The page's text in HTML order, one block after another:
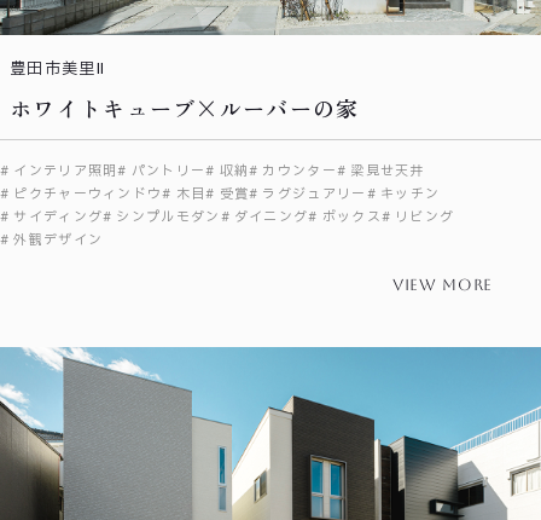
豊田市美里Ⅱ
ホワイトキューブ×ルーバーの家
インテリア照明 パントリー 収納 カウンター
梁見せ天井
ピクチャーウィンドウ
木目 受賞 ラグジュアリー
キッチン
サイディング
シンプルモダン ダイニング ボックス
リビング
外観デザイン
view more